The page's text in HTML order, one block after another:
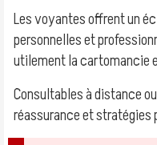
Les voyantes offrent un
personnelles et
utilement la cartomancie
Consultables à distance
réassurance et stratégies